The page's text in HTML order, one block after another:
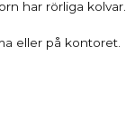
har rörliga kolvar.
eller på kontoret.